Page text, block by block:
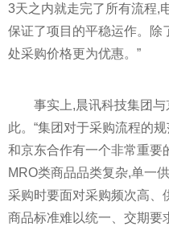
3天之内就走完了所有流程,
保证了项目的平稳运作。除
处采购价格更为优惠。”
事实上,晨讯科技集团
此。“集团对于采购流程的
和京东合作有一个非常重要
MRO类商品品类复杂,单一
采购时要面对采购频次高、
商品标准难以统一、交期要